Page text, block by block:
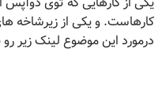
درمورد این موضوع لینک زیر